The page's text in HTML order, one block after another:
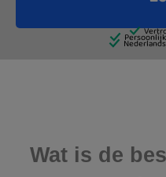
Wat is de